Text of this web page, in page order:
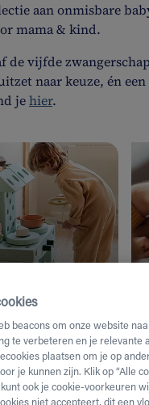
aan onmisbare
mama & kind.
de vijfde
naar keuze, én een
jehier.
beacons om onze website
te verbeteren en je relevante
plaatsen om je op
je kunnen zijn. Klik op “Alle
ook je cookie-voorkeuren